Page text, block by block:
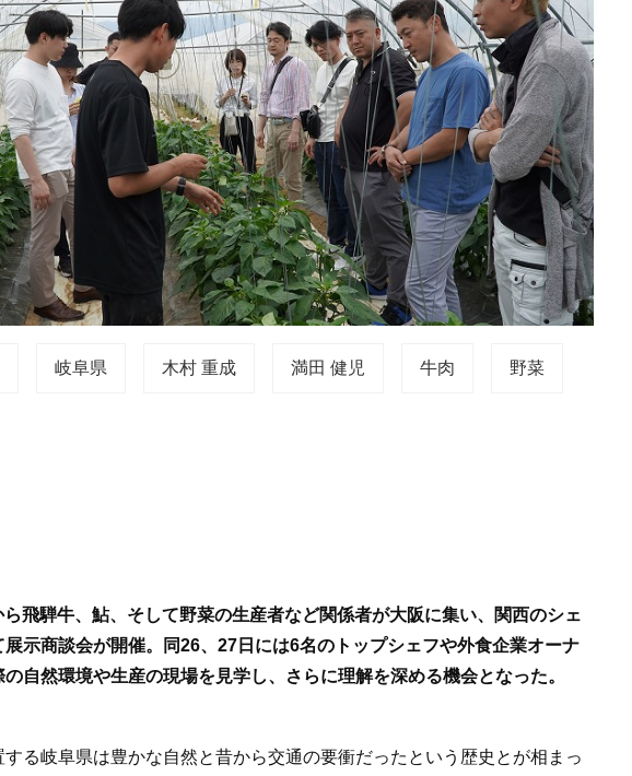
岐阜県 木村 重成 満田 健児 牛肉 野菜
飛騨牛、鮎、そして野菜の生産者など関係者が大阪に集い、関西のシェ
示商談会が開催。同26、27日には6名のトップシェフや外食企業オーナ
自然環境や生産の現場を見学し、さらに理解を深める機会となった。
る岐阜県は豊かな自然と昔から交通の要衝だったという歴史とが相まっ